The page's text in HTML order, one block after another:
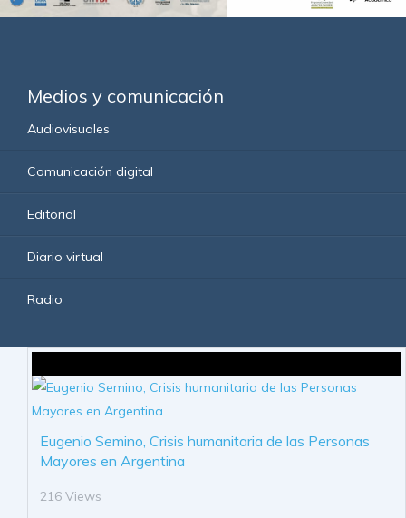
Medios y comunicación
Audiovisuales
Comunicación digital
Editorial
Diario virtual
Radio
Eugenio Semino, Crisis humanitaria de las Personas
Mayores en Argentina
216 Views